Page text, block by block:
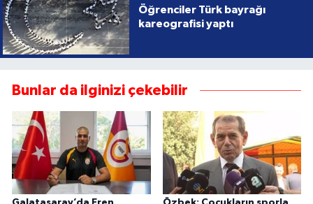
Öğrenciler Türk bayrağı
kareografisi yaptı
Bunlar da ilginizi çekebilir